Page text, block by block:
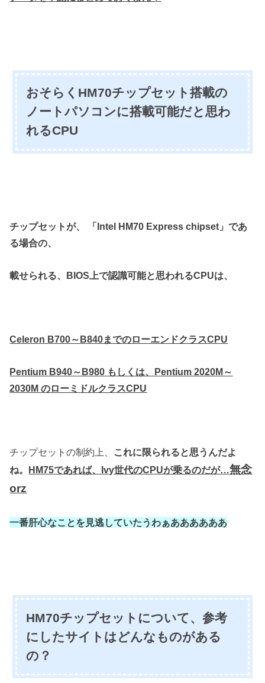
おそらくHM70チップセット搭載の
ノートパソコンに搭載可能だと思わ
れるCPU
チップセットが、 「Intel HM70 Express chipset」であ
る場合の、
載せられる、BIOS上で認識可能と思われるCPUは、
Celeron B700～B840までのローエンドクラスCPU
Pentium B940～B980 もしくは、Pentium 2020M～
2030M のローミドルクラスCPU
チップセットの制約上、 これに限られると思うんだよ
ね。
HM75であれば、Ivy世代のCPUが乗るのだが…無念
orz
一番肝心なことを見逃していたうわぁああああああ
HM70チップセットについて、参考
にしたサイトはどんなものがある
の？